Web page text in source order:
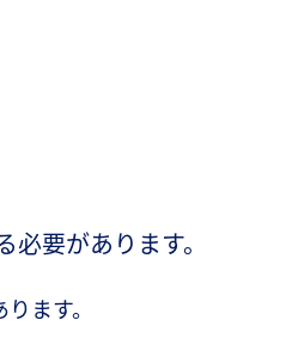
要があります。
ます。